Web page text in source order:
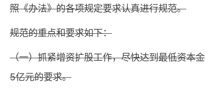
照《办法》的各项规定要求认真进行规范。
规范的重点和要求如下：
（一）抓紧增资扩股工作，尽快达到最低资本金
5亿元的要求。